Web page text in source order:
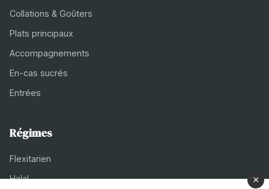
Collations & Goûters
Plats principaux
Accompagnements
En-cas sucrés
Entrées
Régimes
Flexitarien
Halal
×